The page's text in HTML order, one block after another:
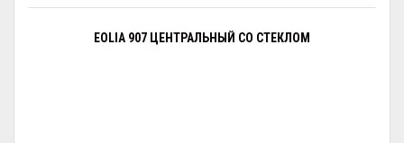
EOLIA 907 ЦЕНТРАЛЬНЫЙ СО СТЕКЛОМ